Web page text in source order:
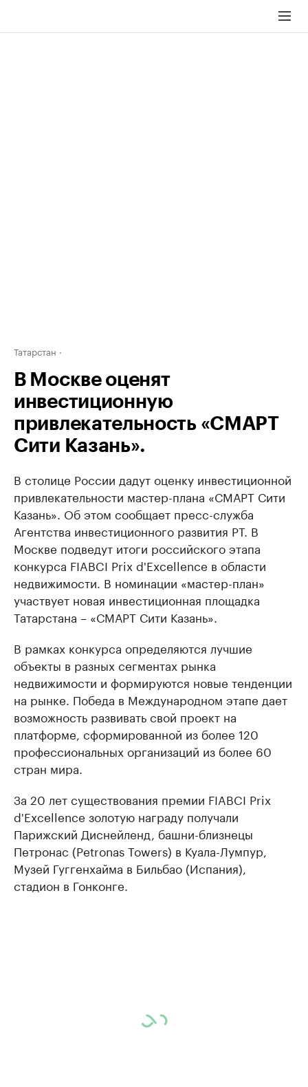
Татарстан
В Москве оценят
инвестиционную
привлекательность «СМАРТ
Сити Казань».
В столице России дадут оценку инвестиционной
привлекательности мастер-плана «СМАРТ Сити
Казань». Об этом сообщает пресс-служба
Агентства инвестиционного развития РТ. В
Москве подведут итоги российского этапа
конкурса FIABCI Prix d'Excellence в области
недвижимости. В номинации «мастер-план»
участвует новая инвестиционная площадка
Татарстана – «СМАРТ Сити Казань».
В рамках конкурса определяются лучшие
объекты в разных сегментах рынка
недвижимости и формируются новые тенденции
на рынке. Победа в Международном этапе дает
возможность развивать свой проект на
платформе, сформированной из более 120
профессиональных организаций из более 60
стран мира.
За 20 лет существования премии FIABCI Prix
d'Excellence золотую награду получали
Парижский Диснейленд, башни-близнецы
Петронас (Petronas Towers) в Куала-Лумпур,
Музей Гуггенхайма в Бильбао (Испания),
стадион в Гонконге.